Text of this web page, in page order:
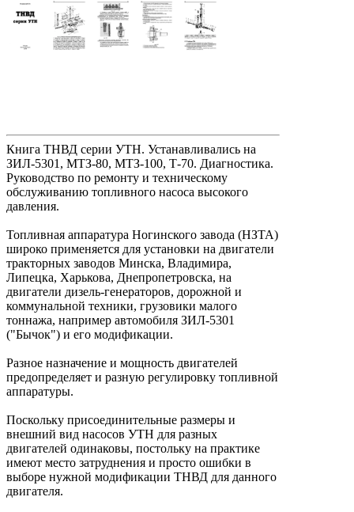
Книга ТНВД серии УТН. Устанавливались на
ЗИЛ-5301, МТЗ-80, МТЗ-100, Т-70. Диагностика.
Руководство по ремонту и техническому
обслуживанию топливного насоса высокого
давления.
Топливная аппаратура Ногинского завода (НЗТА)
широко применяется для установки на двигатели
тракторных заводов Минска, Владимира,
Липецка, Харькова, Днепропетровска, на
двигатели дизель-генераторов, дорожной и
коммунальной техники, грузовики малого
тоннажа, например автомобиля ЗИЛ-5301
("Бычок") и его модификации.
Разное назначение и мощность двигателей
предопределяет и разную регулировку топливной
аппаратуры.
Поскольку присоединительные размеры и
внешний вид насосов УТН для разных
двигателей одинаковы, постольку на практике
имеют место затруднения и просто ошибки в
выборе нужной модификации ТНВД для данного
двигателя.